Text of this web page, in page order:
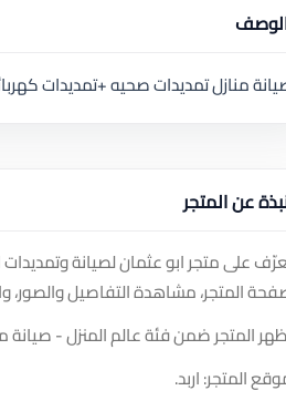
منازل تمديدات صحيه +تمديدات
عن المتجر
على متجر ابو عثمان لصيانة
المتجر، مشاهدة التفاصيل والصور،
المتجر ضمن فئة عالم المنزل - صيانة
المتجر: اربد.